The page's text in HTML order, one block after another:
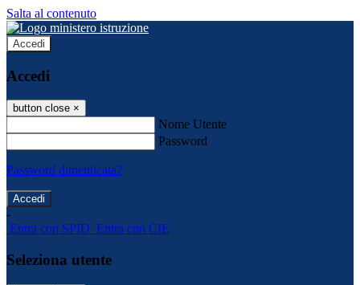
Salta al contenuto
Accedi
Accedi
button close ×
Nome Utente
Password
Password dimenticata?
-
Entra con SPID Entra con CIE
Seleziona utente